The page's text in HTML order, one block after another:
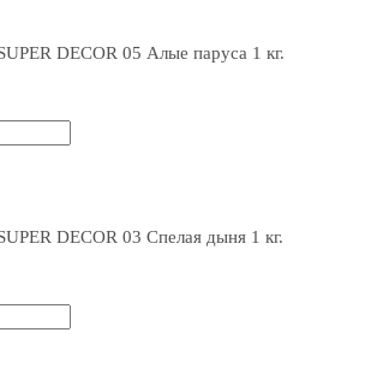
DECOR 05 Алые паруса 1 кг.
DECOR 03 Спелая дыня 1 кг.